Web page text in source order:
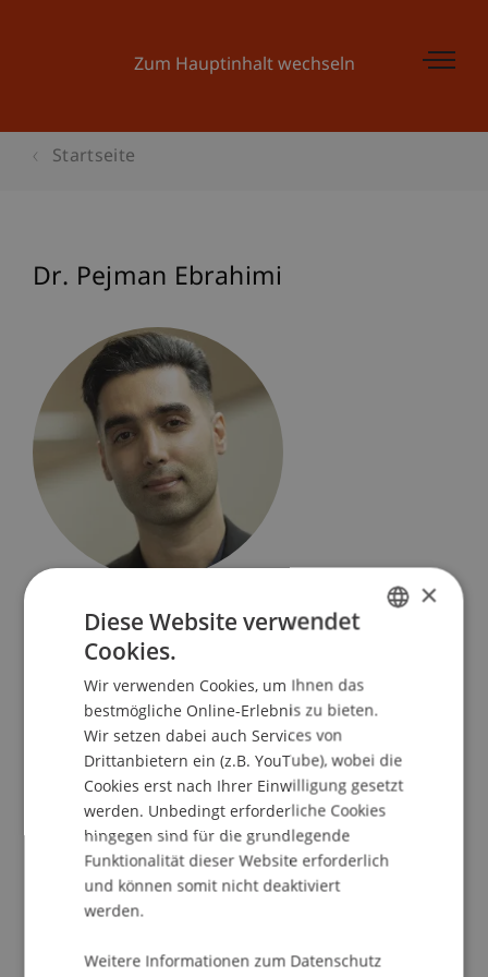
Zum Hauptinhalt wechseln
Startseite
Dr. Pejman Ebrahimi
Artificial Intelligence und Data Science
Fürst-Franz-Josef-Strasse
9490 Vaduz
Liechtenstein
T. +423 265 1113
pejman.ebrahimi@uni.li
×
Diese Website verwendet
Cookies.
Wir verwenden Cookies, um Ihnen das
bestmögliche Online-Erlebnis zu bieten.
Wir setzen dabei auch Services von
Drittanbietern ein (z.B. YouTube), wobei die
Cookies erst nach Ihrer Einwilligung gesetzt
werden. Unbedingt erforderliche Cookies
hingegen sind für die grundlegende
Funktionalität dieser Website erforderlich
und können somit nicht deaktiviert
werden.
Weitere Informationen zum Datenschutz